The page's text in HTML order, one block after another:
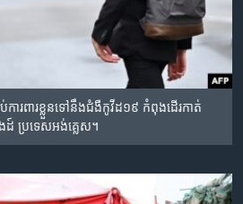
ាប់​​ការពារ​ខ្លួន​ទៅ​នឹង​ជំងឺ​កូវីដ១៩ កំពុង​ដើរ​កាត់​
ដ៍ ប្រទេស​អង់គ្លេស។